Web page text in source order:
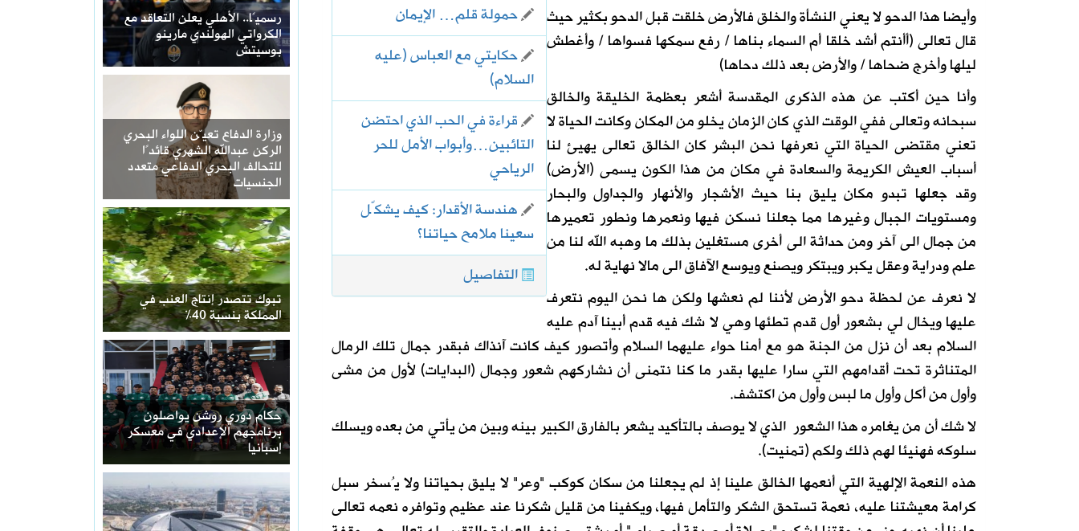
رسميًا.. الأهلي يعلن التعاقد مع
الكرواتي الهولندي مارينو
بوسيتش
وزارة الدفاع تعيّن اللواء البحري
الركن عبدالله الشهري قائدًا
للتحالف البحري الدفاعي متعدد
الجنسيات
تبوك تتصدر إنتاج العنب في
المملكة بنسبة 40%
حكام دوري روشن يواصلون
برنامجهم الإعدادي في معسكر
إسبانيا
حمولة قلم… الإيمان
حكايتي مع العباس (عليه
السلام)
قراءة في الحب الذي احتضن
التائبين…وأبواب الأمل للحر
الرياحي
هندسة الأقدار: كيف يشكّل
سعينا ملامح حياتنا؟
التفاصيل
وأيضا هذا الدحو لا يعني النشأة والخلق فالأرض خلقت قبل الدحو بكثير حيث
قال تعالى (أأنتم أشد خلقا أم السماء بناها / رفع سمكها فسواها / وأغطش
ليلها وأخرج ضحاها / والأرض بعد ذلك دحاها)
وأنا حين أكتب عن هذه الذكرى المقدسة أشعر بعظمة الخليقة والخالق
سبحانه وتعالى ففي الوقت الذي كان الزمان يخلو من المكان وكانت الحياة لا
تعني مقتضى الحياة التي نعرفها نحن البشر كان الخالق تعالى يهيئ لنا
أسباب العيش الكريمة والسعادة في مكان من هذا الكون يسمى (الأرض)
وقد جعلها تبدو مكان يليق بنا حيث الأشجار والأنهار والجداول والبحار
ومستويات الجبال وغيرها مما جعلنا نسكن فيها ونعمرها ونطور تعميرها
من جمال الى آخر ومن حداثة الى أخرى مستغلين بذلك ما وهبه الله لنا من
علم ودراية وعقل يكبر ويبتكر ويصنع ويوسع الآفاق الى مالا نهاية له.
لا نعرف عن لحظة دحو الأرض لأننا لم نعشها ولكن ها نحن اليوم نتعرف
عليها ويخال لي بشعور أول قدم تطئها وهي لا شك فيه قدم أبينا آدم عليه
السلام بعد أن نزل من الجنة هو مع أمنا حواء عليهما السلام وأتصور كيف كانت آنذاك فبقدر جمال تلك الرمال
المتناثرة تحت أقدامهم التي سارا عليها بقدر ما كنا نتمنى أن نشاركهم شعور وجمال (البدايات) لأول من مشى
وأول من أكل وأول ما لبس وأول من اكتشف.
لا شك أن من يغامره هذا الشعور الذي لا يوصف بالتأكيد يشعر بالفارق الكبير بينه وبين من يأتي من بعده ويسلك
سلوكه فهنيئا لهم ذلك ولكم (تمنيت).
هذه النعمة الإلهية التي أنعمها الخالق علينا إذ لم يجعلنا من سكان كوكب "وعر" لا يليق بحياتنا ولا يُسخر سبل
كرامة معيشتنا عليه، نعمة تستحق الشكر والتأمل فيها، ويكفينا من قليل شكرنا عند عظيم وتوافره نعمه تعالى